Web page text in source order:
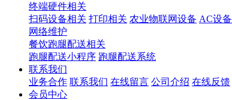
终端硬件相关
扫码设备相关 打印相关 农业物联网设备 AC设备
网络维护
餐饮跑腿配送相关
跑腿配送小程序 跑腿配送系统
联系我们
业务合作 联系我们 在线留言 公司介绍 在线反馈
会员中心